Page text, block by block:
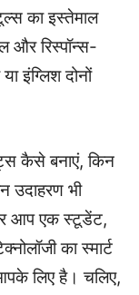
का इस्तेमाल
और रिस्पॉन्स-
इंग्लिश दोनों
कैसे बनाएं, किन
उदाहरण भी
आप एक स्टूडेंट,
का स्मार्ट
लिए है। चलिए,